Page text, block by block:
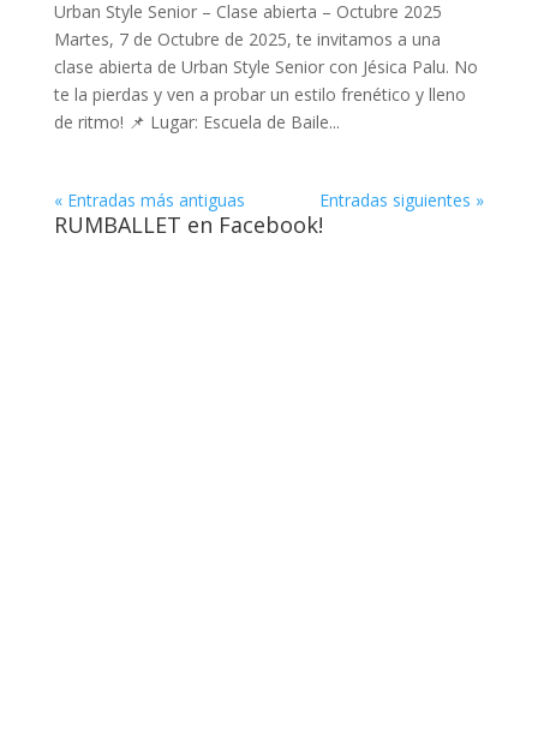
Urban Style Senior – Clase abierta – Octubre 2025
Martes, 7 de Octubre de 2025, te invitamos a una
clase abierta de Urban Style Senior con Jésica Palu. No
te la pierdas y ven a probar un estilo frenético y lleno
de ritmo! 📌 Lugar: Escuela de Baile...
« Entradas más antiguas Entradas siguientes »
RUMBALLET en Facebook!